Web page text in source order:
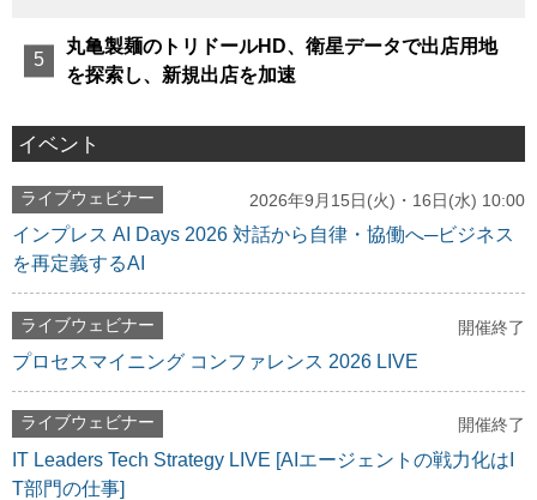
丸亀製麺のトリドールHD、衛星データで出店用地
を探索し、新規出店を加速
イベント
ライブウェビナー 2026年9月15日(火)・16日(水) 10:00
インプレス AI Days 2026 対話から自律・協働へ─ビジネス
を再定義するAI
ライブウェビナー 開催終了
プロセスマイニング コンファレンス 2026 LIVE
ライブウェビナー 開催終了
IT Leaders Tech Strategy LIVE [AIエージェントの戦力化はI
T部門の仕事]